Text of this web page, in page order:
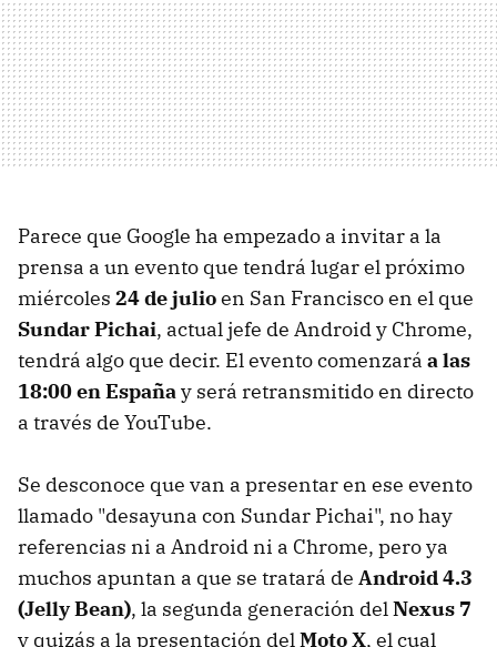
Parece que Google ha empezado a invitar a la
prensa a un evento que tendrá lugar el próximo
miércoles 24 de julioen San Francisco en el que
Sundar Pichai, actual jefe de Android y Chrome,
tendrá algo que decir. El evento comenzará a las
18:00 en Españay será retransmitido en directo
a través de YouTube.
Se desconoce que van a presentar en ese evento
llamado "desayuna con Sundar Pichai", no hay
referencias ni a Android ni a Chrome, pero ya
muchos apuntan a que se tratará de Android 4.3
(Jelly Bean), la segunda generación delNexus 7
y quizás a la presentación delMoto X, el cual